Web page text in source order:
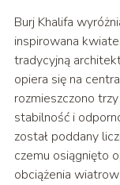
Burj Khalifa
inspirowana
tradycyjną
opiera się na
rozmieszczono
stabilność i
został poddany
czemu osiągnięto
obciążenia